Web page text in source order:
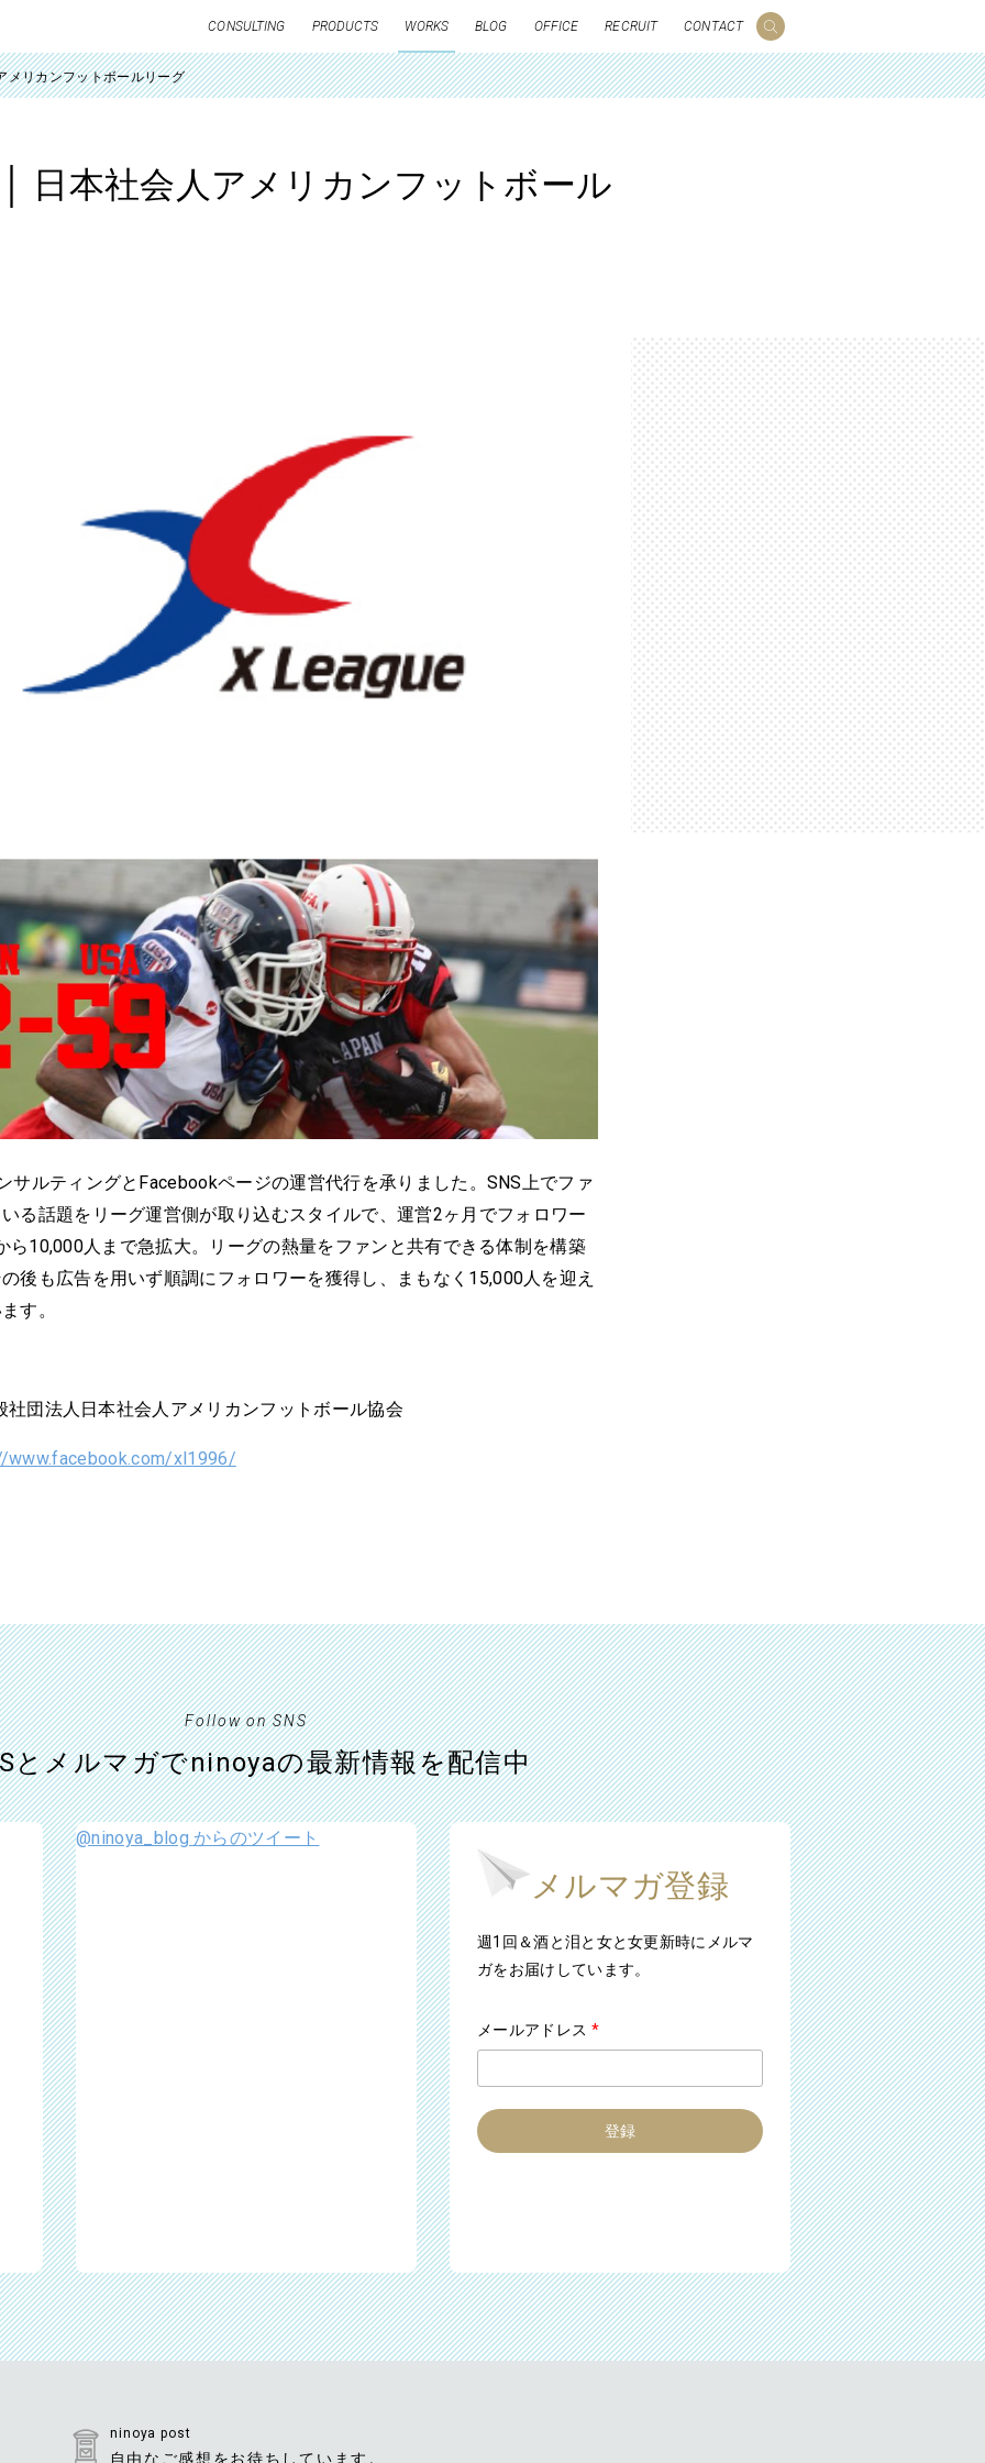
CONSULTING PRODUCTS WORKS BLOG OFFICE RECRUIT CONTACT
メリカンフットボールリーグ
日本社会人アメリカンフットボール
サルティングとFacebookページの運営代行を承りました。SNS上でファ
る話題をリーグ運営側が取り込むスタイルで、運営2ヶ月でフォロワー
ら10,000人まで急拡大。リーグの熱量をファンと共有できる体制を構築
後も広告を用いず順調にフォロワーを獲得し、まもなく15,000人を迎え
す。
社団法人日本社会人アメリカンフットボール協会
www.facebook.com/xl1996/
Follow on SNS
とメルマガでninoyaの最新情報を配信中
@ninoya_blog からのツイート
メルマガ登録
週1回＆酒と泪と女と女更新時にメルマ
ガをお届けしています。
メールアドレス *
ninoya post
自由なご感想をお待ちしています。